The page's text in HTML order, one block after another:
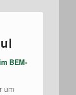
BEM-
um